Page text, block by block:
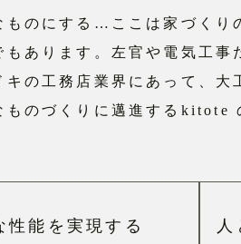
ものにする…ここは家づくり
あります。左官や電気⼯事
の⼯務店業界にあって、⼤
ものづくりに邁進するkitote
性能を 実現する